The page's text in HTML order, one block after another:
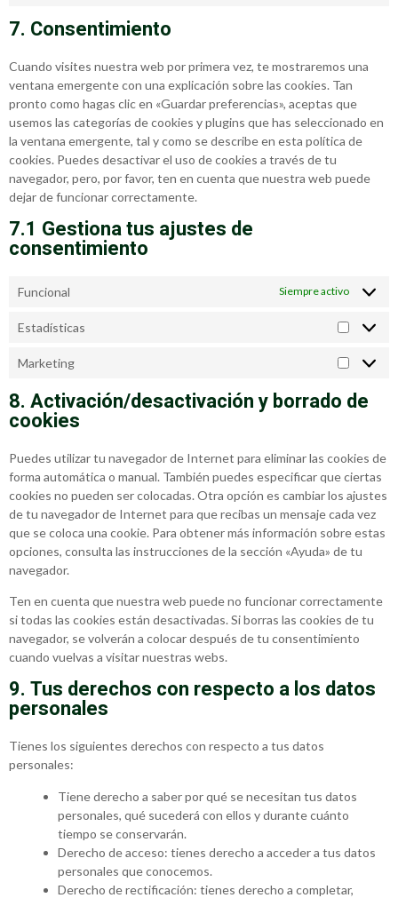
7. Consentimiento
Cuando visites nuestra web por primera vez, te mostraremos una
ventana emergente con una explicación sobre las cookies. Tan
pronto como hagas clic en «Guardar preferencias», aceptas que
usemos las categorías de cookies y plugins que has seleccionado en
la ventana emergente, tal y como se describe en esta política de
cookies. Puedes desactivar el uso de cookies a través de tu
navegador, pero, por favor, ten en cuenta que nuestra web puede
dejar de funcionar correctamente.
7.1 Gestiona tus ajustes de
consentimiento
Funcional Siempre activo
Estadísticas
Marketing
8. Activación/desactivación y borrado de
cookies
Puedes utilizar tu navegador de Internet para eliminar las cookies de
forma automática o manual. También puedes especificar que ciertas
cookies no pueden ser colocadas. Otra opción es cambiar los ajustes
de tu navegador de Internet para que recibas un mensaje cada vez
que se coloca una cookie. Para obtener más información sobre estas
opciones, consulta las instrucciones de la sección «Ayuda» de tu
navegador.
Ten en cuenta que nuestra web puede no funcionar correctamente
si todas las cookies están desactivadas. Si borras las cookies de tu
navegador, se volverán a colocar después de tu consentimiento
cuando vuelvas a visitar nuestras webs.
9. Tus derechos con respecto a los datos
personales
Tienes los siguientes derechos con respecto a tus datos
personales:
Tiene derecho a saber por qué se necesitan tus datos
personales, qué sucederá con ellos y durante cuánto
tiempo se conservarán.
Derecho de acceso: tienes derecho a acceder a tus datos
personales que conocemos.
Derecho de rectificación: tienes derecho a completar,